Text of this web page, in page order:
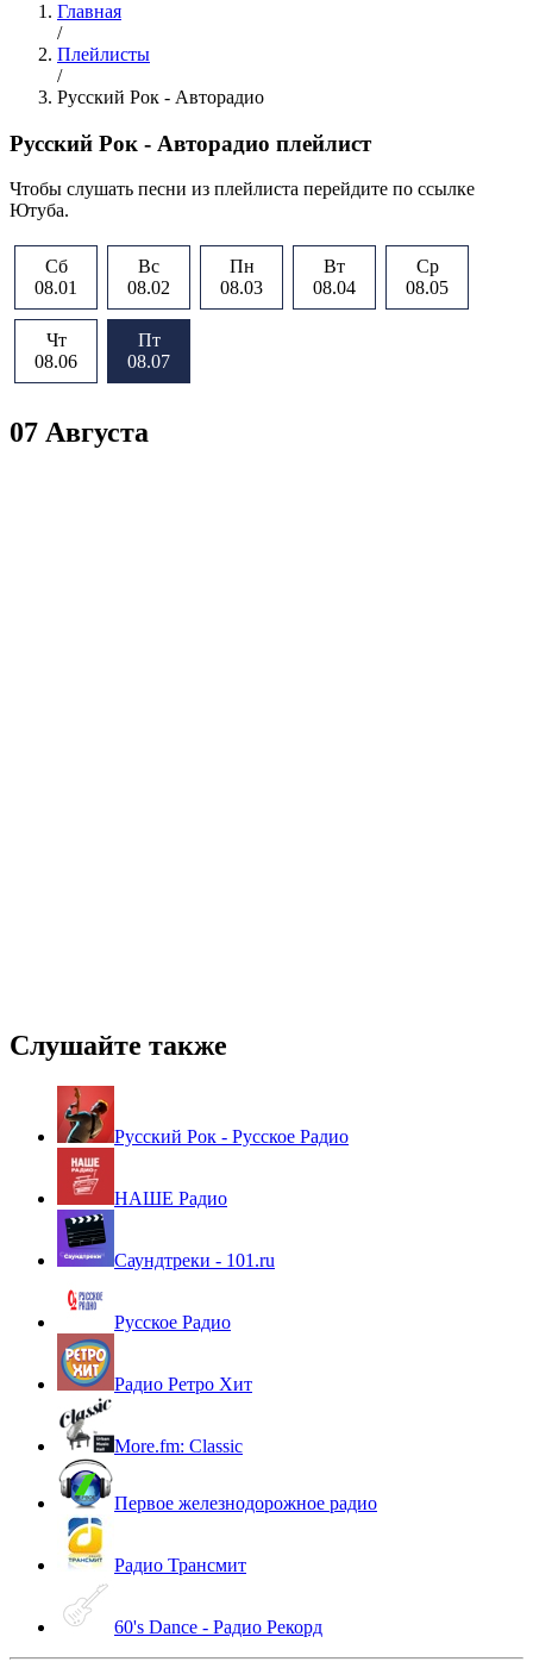
Главная
/
Плейлисты
/
Русский Рок - Авторадио
Русский Рок - Авторадио плейлист
Чтобы слушать песни из плейлиста перейдите по ссылке
Ютуба.
Сб
08.01
Вс
08.02
Пн
08.03
Вт
08.04
Ср
08.05
Чт
08.06
Пт
08.07
07 Августа
Слушайте также
Русский Рок - Русское Радио
НАШЕ Радио
Саундтреки - 101.ru
Русское Радио
Радио Ретро Хит
More.fm: Classic
Первое железнодорожное радио
Радио Трансмит
60's Dance - Радио Рекорд